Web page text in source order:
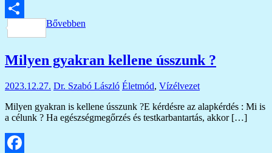
Copy
Link
Ossza
Bővebben
Milyen gyakran kellene ússzunk ?
2023.12.27. Dr. Szabó László Életmód, Vízélvezet
Milyen gyakran is kellene ússzunk ?E kérdésre az alapkérdés : Mi is
a célunk ? Ha egészségmegőrzés és testkarbantartás, akkor […]